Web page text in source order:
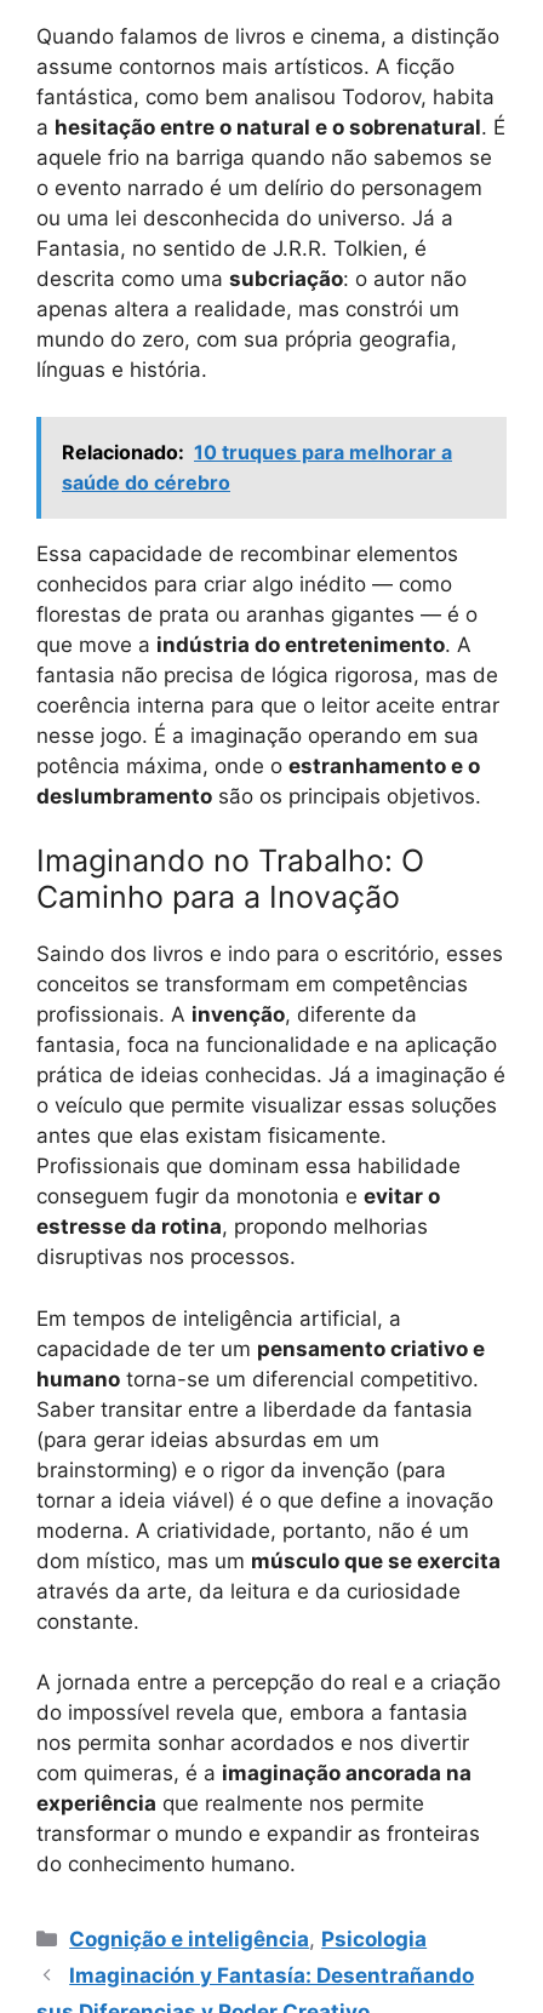
Quando falamos de livros e cinema, a distinção
assume contornos mais artísticos. A ficção
fantástica, como bem analisou Todorov, habita
a hesitação entre o natural e o sobrenatural. É
aquele frio na barriga quando não sabemos se
o evento narrado é um delírio do personagem
ou uma lei desconhecida do universo. Já a
Fantasia, no sentido de J.R.R. Tolkien, é
descrita como uma subcriação: o autor não
apenas altera a realidade, mas constrói um
mundo do zero, com sua própria geografia,
línguas e história.
Relacionado: 10 truques para melhorar a
saúde do cérebro
Essa capacidade de recombinar elementos
conhecidos para criar algo inédito — como
florestas de prata ou aranhas gigantes — é o
que move a indústria do entretenimento. A
fantasia não precisa de lógica rigorosa, mas de
coerência interna para que o leitor aceite entrar
nesse jogo. É a imaginação operando em sua
potência máxima, onde o estranhamento e o
deslumbramento são os principais objetivos.
Imaginando no Trabalho: O
Caminho para a Inovação
Saindo dos livros e indo para o escritório, esses
conceitos se transformam em competências
profissionais. A invenção, diferente da
fantasia, foca na funcionalidade e na aplicação
prática de ideias conhecidas. Já a imaginação é
o veículo que permite visualizar essas soluções
antes que elas existam fisicamente.
Profissionais que dominam essa habilidade
conseguem fugir da monotonia e evitar o
estresse da rotina, propondo melhorias
disruptivas nos processos.
Em tempos de inteligência artificial, a
capacidade de ter um pensamento criativo e
humano torna-se um diferencial competitivo.
Saber transitar entre a liberdade da fantasia
(para gerar ideias absurdas em um
brainstorming) e o rigor da invenção (para
tornar a ideia viável) é o que define a inovação
moderna. A criatividade, portanto, não é um
dom místico, mas um músculo que se exercita
através da arte, da leitura e da curiosidade
constante.
A jornada entre a percepção do real e a criação
do impossível revela que, embora a fantasia
nos permita sonhar acordados e nos divertir
com quimeras, é a imaginação ancorada na
experiência que realmente nos permite
transformar o mundo e expandir as fronteiras
do conhecimento humano.
Categorias
Cognição e inteligência, Psicologia
Imaginación y Fantasía: Desentrañando